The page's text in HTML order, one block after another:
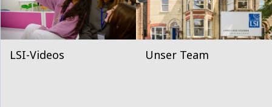
LSI-Videos Unser Team